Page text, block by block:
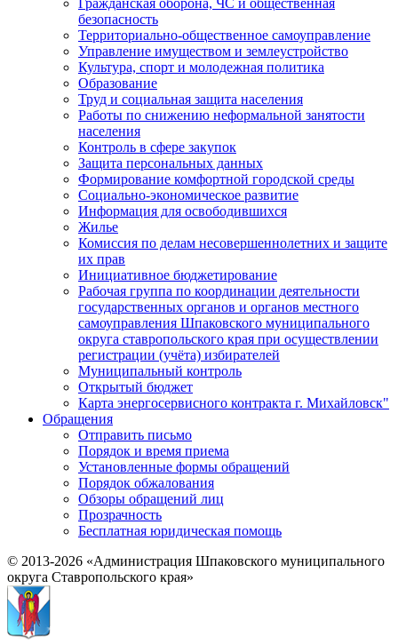
Гражданская оборона, ЧС и общественная
безопасность
Территориально-общественное самоуправление
Управление имуществом и землеустройство
Культура, спорт и молодежная политика
Образование
Труд и социальная защита населения
Работы по снижению неформальной занятости
населения
Контроль в сфере закупок
Защита персональных данных
Формирование комфортной городской среды
Социально-экономическое развитие
Информация для освободившихся
Жилье
Комиссия по делам несовершеннолетних и защите
их прав
Инициативное бюджетирование
Рабочая группа по координации деятельности
государственных органов и органов местного
самоуправления Шпаковского муниципального
округа ставропольского края при осуществлении
регистрации (учёта) избирателей
Муниципальный контроль
Открытый бюджет
Карта энергосервисного контракта г. Михайловск"
Обращения
Отправить письмо
Порядок и время приема
Установленные формы обращений
Порядок обжалования
Обзоры обращений лиц
Прозрачность
Бесплатная юридическая помощь
© 2013-2026 «Администрация Шпаковского муниципального
округа Ставропольского края»